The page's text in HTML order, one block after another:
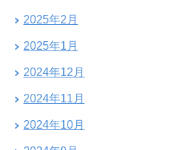
2025年2月
2025年1月
2024年12月
2024年11月
2024年10月